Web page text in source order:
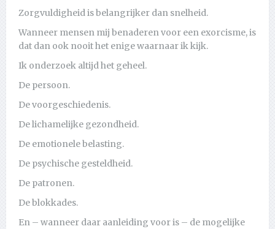
Zorgvuldigheid is belangrijker dan snelheid.
Wanneer mensen mij benaderen voor een exorcisme, is
dat dan ook nooit het enige waarnaar ik kijk.
Ik onderzoek altijd het geheel.
De persoon.
De voorgeschiedenis.
De lichamelijke gezondheid.
De emotionele belasting.
De psychische gesteldheid.
De patronen.
De blokkades.
En – wanneer daar aanleiding voor is – de mogelijke